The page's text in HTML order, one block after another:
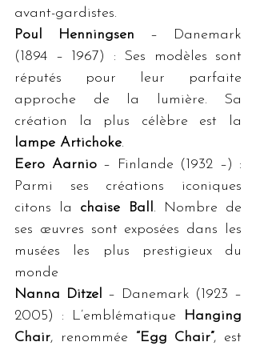
avant-gardistes.
Poul Henningsen – Danemark
(1894 – 1967) : Ses modèles sont
réputés pour leur parfaite
approche de la lumière. Sa
lampe Artichoke.
Eero Aarnio – Finlande (1932 –) :
Parmi ses créations iconiques
citons la chaise Ball. Nombre de
ses œuvres sont exposées dans les
musées les plus prestigieux du
monde
Nanna Ditzel – Danemark (1923 –
2005) : L’emblématique
Hanging
Chair, renommée “Egg Chair”, est